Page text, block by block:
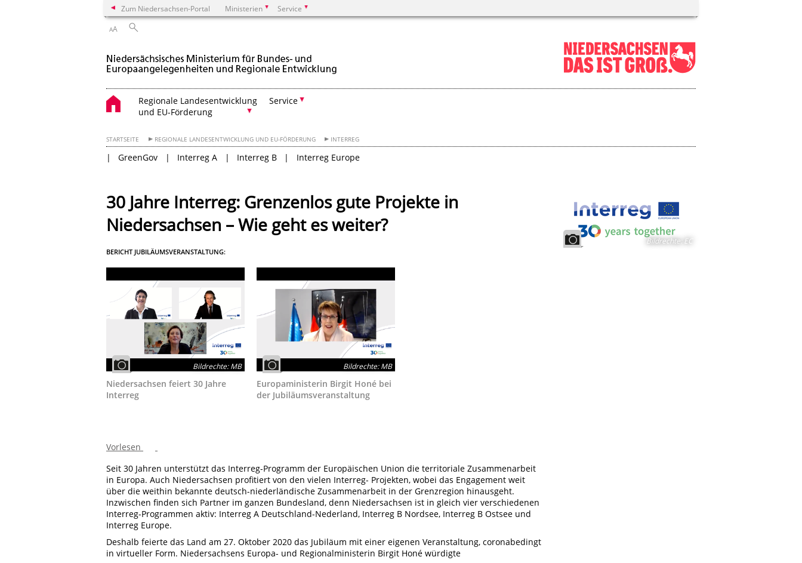
Zum Niedersachsen-Portal Ministerien Service
AA
Regionale Landesentwicklung
und EU-Förderung
Service
STARTSEITE REGIONALE LANDESENTWICKLUNG UND EU-FÖRDERUNG INTERREG
GreenGov Interreg A Interreg B Interreg Europe
30 Jahre Interreg: Grenzenlos gute Projekte in
Niedersachsen – Wie geht es weiter?
BERICHT JUBILÄUMSVERANSTALTUNG:
Bildrechte:MB
Niedersachsen feiert 30 Jahre
Interreg
Bildrechte:MB
Europaministerin Birgit Honé bei
der Jubiläumsveranstaltung
Vorlesen
Seit 30 Jahren unterstützt das Interreg-Programm der Europäischen Union die territoriale Zusammenarbeit
in Europa. Auch Niedersachsen profitiert von den vielen Interreg- Projekten, wobei das Engagement weit
über die weithin bekannte deutsch-niederländische Zusammenarbeit in der Grenzregion hinausgeht.
Inzwischen finden sich Partner im ganzen Bundesland, denn Niedersachsen ist in gleich vier verschiedenen
Interreg-Programmen aktiv: Interreg A Deutschland-Nederland, Interreg B Nordsee, Interreg B Ostsee und
Interreg Europe.
Deshalb feierte das Land am 27. Oktober 2020 das Jubiläum mit einer eigenen Veranstaltung, coronabedingt
in virtueller Form. Niedersachsens Europa- und Regionalministerin Birgit Honé würdigte
Bildrechte: EC